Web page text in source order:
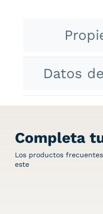
Datos
Completa
Los productos
este